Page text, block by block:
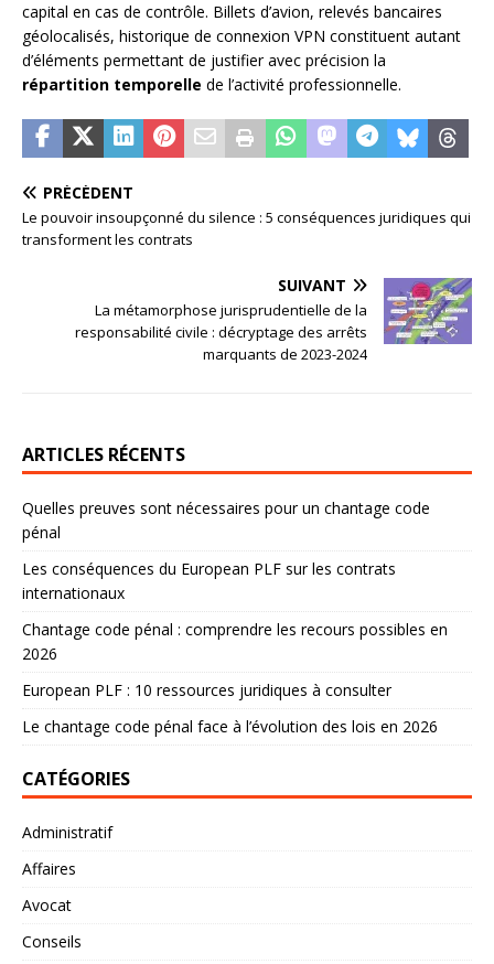
capital en cas de contrôle. Billets d’avion, relevés bancaires
géolocalisés, historique de connexion VPN constituent autant
d’éléments permettant de justifier avec précision la
répartition temporelle de l’activité professionnelle.
PRÉCÉDENT
Le pouvoir insoupçonné du silence : 5 conséquences juridiques qui
transforment les contrats
SUIVANT
La métamorphose jurisprudentielle de la
responsabilité civile : décryptage des arrêts
marquants de 2023-2024
ARTICLES RÉCENTS
Quelles preuves sont nécessaires pour un chantage code
pénal
Les conséquences du European PLF sur les contrats
internationaux
Chantage code pénal : comprendre les recours possibles en
2026
European PLF : 10 ressources juridiques à consulter
Le chantage code pénal face à l’évolution des lois en 2026
CATÉGORIES
Administratif
Affaires
Avocat
Conseils